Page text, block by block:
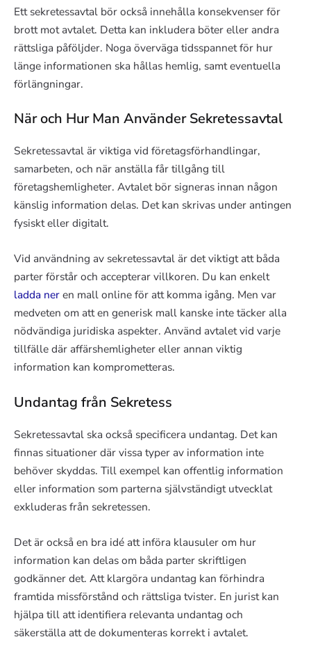
Ett sekretessavtal bör också innehålla konsekvenser för
brott mot avtalet. Detta kan inkludera böter eller andra
rättsliga påföljder. Noga överväga tidsspannet för hur
länge informationen ska hållas hemlig, samt eventuella
förlängningar.
När och Hur Man Använder Sekretessavtal
Sekretessavtal är viktiga vid företagsförhandlingar,
samarbeten, och när anställa får tillgång till
företagshemligheter. Avtalet bör signeras innan någon
känslig information delas. Det kan skrivas under antingen
fysiskt eller digitalt.
Vid användning av sekretessavtal är det viktigt att båda
parter förstår och accepterar villkoren. Du kan enkelt
ladda neren mall online för att komma igång. Men var
medveten om att en generisk mall kanske inte täcker alla
nödvändiga juridiska aspekter. Använd avtalet vid varje
tillfälle där affärshemligheter eller annan viktig
information kan komprometteras.
Undantag från Sekretess
Sekretessavtal ska också specificera undantag. Det kan
finnas situationer där vissa typer av information inte
behöver skyddas. Till exempel kan offentlig information
eller information som parterna självständigt utvecklat
exkluderas från sekretessen.
Det är också en bra idé att införa klausuler om hur
information kan delas om båda parter skriftligen
godkänner det. Att klargöra undantag kan förhindra
framtida missförstånd och rättsliga tvister. En jurist kan
hjälpa till att identifiera relevanta undantag och
säkerställa att de dokumenteras korrekt i avtalet.